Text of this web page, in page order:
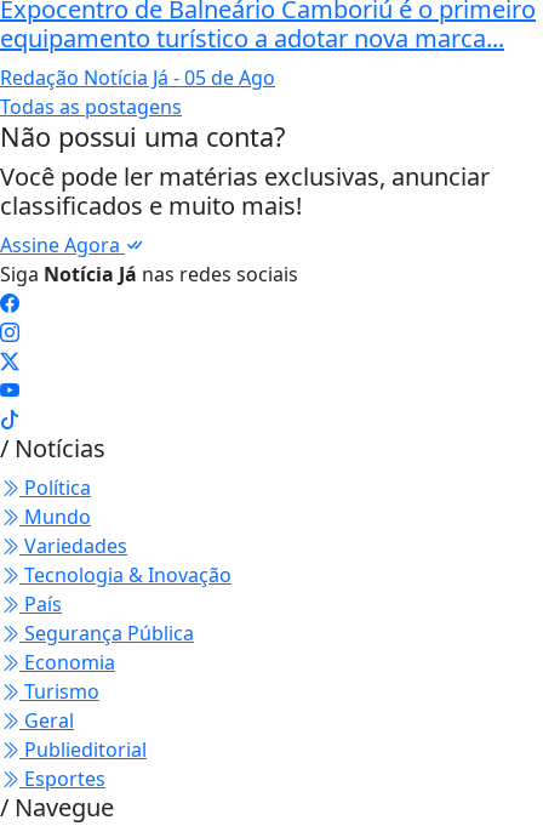
Expocentro de Balneário Camboriú é o primeiro
equipamento turístico a adotar nova marca...
Redação Notícia Já - 05 de Ago
Todas as postagens
Não possui uma conta?
Você pode ler matérias exclusivas, anunciar
classificados e muito mais!
Assine Agora
Siga Notícia Já nas redes sociais
/ Notícias
Política
Mundo
Variedades
Tecnologia & Inovação
País
Segurança Pública
Economia
Turismo
Geral
Publieditorial
Esportes
/ Navegue